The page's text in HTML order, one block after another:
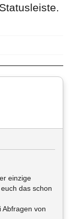
einzige
das schon
Abfragen von